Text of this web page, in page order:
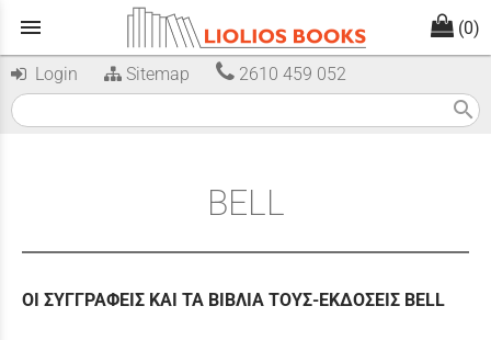
menu (0)
Login Sitemap 2610 459 052
search
BELL
ΟΙ ΣΥΓΓΡΑΦΕΙΣ ΚΑΙ ΤΑ ΒΙΒΛΙΑ ΤΟΥΣ-ΕΚΔΟΣΕΙΣ BELL